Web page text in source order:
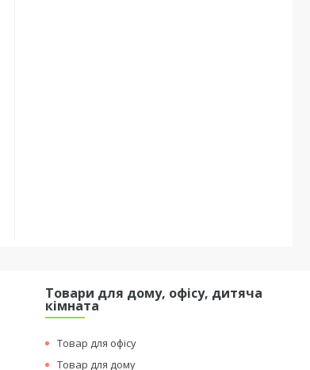
Товари для дому, офісу, дитяча
кімната
Товар для офісу
Товар для дому